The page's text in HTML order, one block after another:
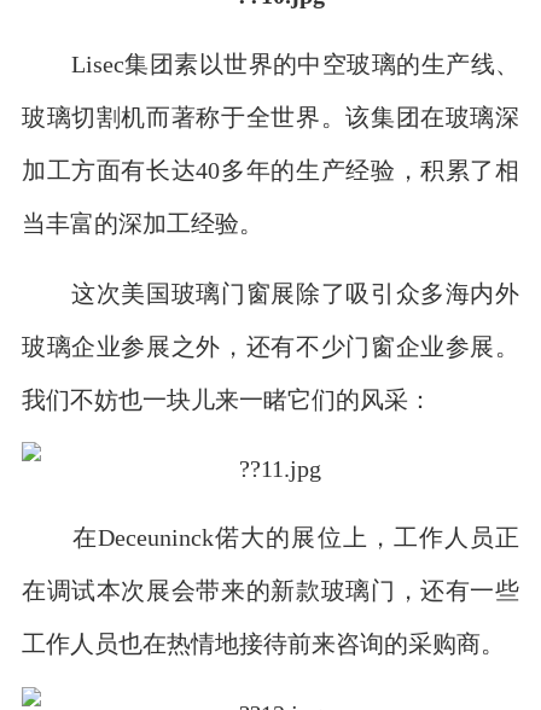
Lisec集团素以世界的中空玻璃的生产线、
玻璃切割机而著称于全世界。该集团在玻璃深
加工方面有长达40多年的生产经验，积累了相
当丰富的深加工经验。
这次美国玻璃门窗展除了吸引众多海内外
玻璃企业参展之外，还有不少门窗企业参展。
我们不妨也一块儿来一睹它们的风采：
在Deceuninck偌大的展位上，工作人员正
在调试本次展会带来的新款玻璃门，还有一些
工作人员也在热情地接待前来咨询的采购商。